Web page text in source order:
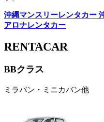
沖縄マンスリーレンタカー
アロナレンタカー
RENTACAR
BBクラス
ミラバン・ミニカバン他